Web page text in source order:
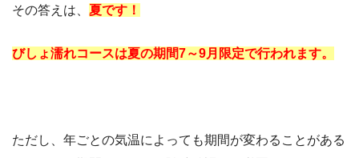
その答えは、 夏です！
びしょ濡れコースは夏の期間7～9月限定で行われます。
ただし、年ごとの気温によっても期間が変わることがある